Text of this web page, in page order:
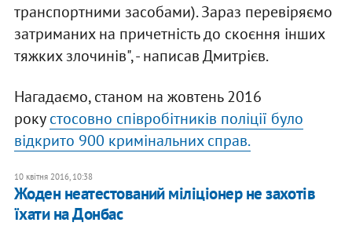
транспортними засобами). Зараз перевіряємо
затриманих на причетність до скоєння інших
тяжких злочинів", - написав Дмитрієв.
Нагадаємо, станом на жовтень 2016
рокустосовно співробітників поліції було
відкрито 900 кримінальних справ.
10 квітня 2016, 10:38
Жоден неатестований міліціонер не захотів
їхати на Донбас